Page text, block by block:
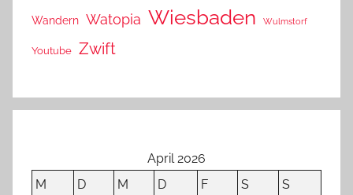
Wandern Watopia Wiesbaden Wulmstorf
Youtube Zwift
April 2026
M
D M D F S
S